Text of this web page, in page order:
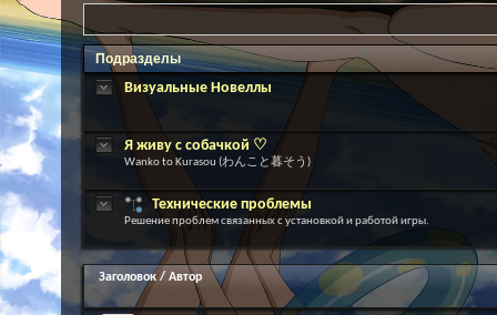
Подразделы
Визуальные Новеллы
Я живу с собачкой ♡
Wanko to Kurasou (わんこと暮そう)
Технические проблемы
Решение проблем связанных с установкой и работой игры.
Заголовок / Автор